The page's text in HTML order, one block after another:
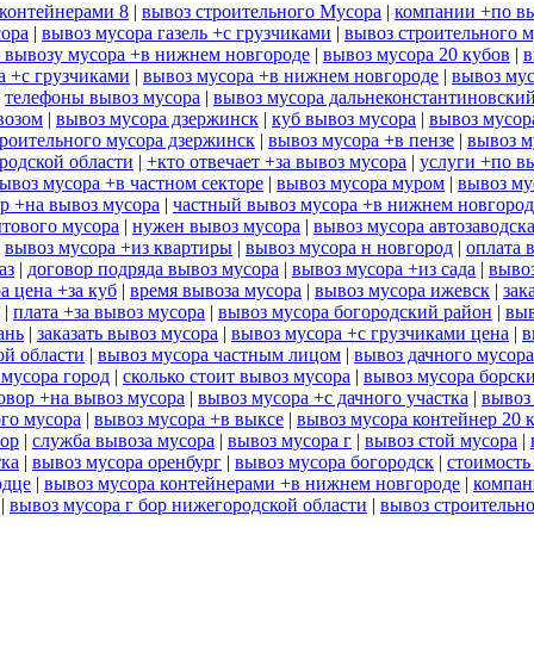
8 | вывоз строительного Мусора | компании +по
| вывоз мусора газель +с грузчиками | вывоз строительного
мусора +в нижнем новгороде | вывоз мусора 20 кубов |
+с грузчиками | вывоз мусора +в нижнем новгороде | вывоз
телефоны вывоз мусора | вывоз мусора
| вывоз мусора дзержинск | куб вывоз мусора | вывоз
мусора дзержинск | вывоз мусора +в пензе | вывоз
области | +кто отвечает +за вывоз мусора | услуги +по
мусора +в частном секторе | вывоз мусора муром | вывоз
+на вывоз мусора | частный вывоз мусора +в нижнем
мусора | нужен вывоз мусора | вывоз мусора
вывоз мусора +из квартиры | вывоз мусора н новгород | оплата
| договор подряда вывоз мусора | вывоз мусора +из сада |
цена +за куб | время вывоза мусора | вывоз мусора ижевск |
| плата +за вывоз мусора | вывоз мусора богородский район |
| заказать вывоз мусора | вывоз мусора +с грузчиками цена |
области | вывоз мусора частным лицом | вывоз дачного мусора
город | сколько стоит вывоз мусора | вывоз мусора
+на вывоз мусора | вывоз мусора +с дачного участка |
мусора | вывоз мусора +в выксе | вывоз мусора контейнер 20
| служба вывоза мусора | вывоз мусора г | вывоз стой мусора |
| вывоз мусора оренбург | вывоз мусора богородск |
| вывоз мусора контейнерами +в нижнем новгороде |
| вывоз мусора г бор нижегородской области | вывоз